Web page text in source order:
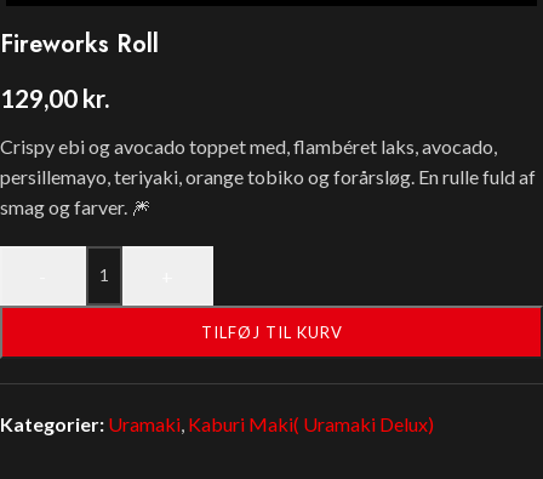
Fireworks Roll
129,00 kr.
Crispy ebi og avocado toppet med, flambéret laks, avocado,
persillemayo, teriyaki, orange tobiko og forårsløg. En rulle fuld af
smag og farver. 🎆
TILFØJ TIL KURV
Kategorier: Uramaki, Kaburi Maki( Uramaki Delux)